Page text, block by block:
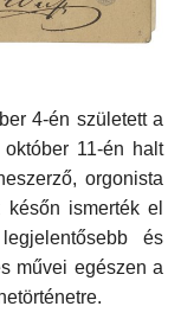
4-én született a
11-én halt
orgonista
ismerték el
és
művei egészen a